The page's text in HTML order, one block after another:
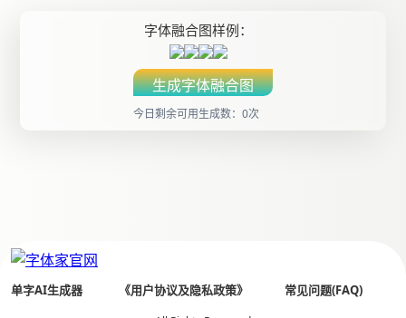
字体融合图样例：
生成字体融合图
今日剩余可用生成数：0次
单字AI生成器 《用户协议及隐私政策》 常见问题(FAQ)